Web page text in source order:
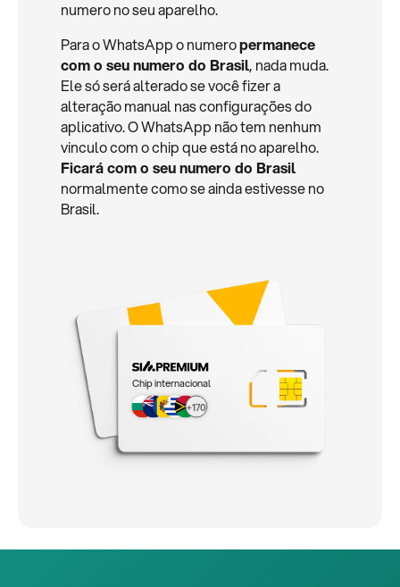
numero no seu aparelho.
Para o WhatsApp o numeropermanece
com o seu numero do Brasil, nada muda.
Ele só será alterado se você fizer a
alteração manual nas configurações do
aplicativo. O WhatsApp não tem nenhum
vinculo com o chip que está no aparelho.
Ficará com o seu numero do Brasil
normalmente como se ainda estivesse no
Brasil.
Chip internacional
+170